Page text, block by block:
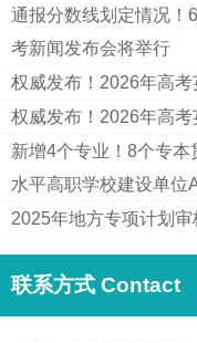
通报分数线划定情况！
考新闻发布会将举行
权威发布！2026年高
权威发布！2026年高
新增4个专业！8个专
水平高职学校建设单位
2025年地方专项计划
联系方式 Contact